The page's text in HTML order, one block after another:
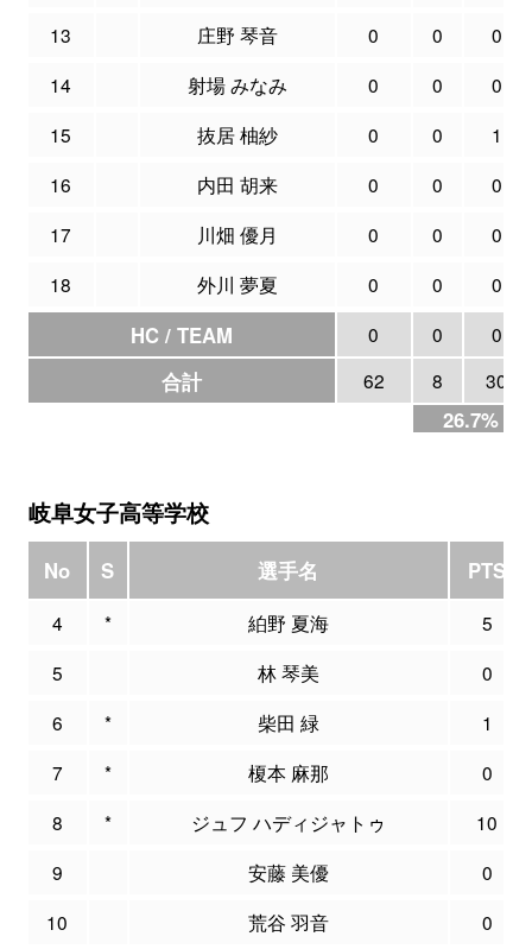
13
庄野 琴音 0 0
0
14
射場 みなみ 0 0
0
15
抜居 柚紗 0 0
1
16
内田 胡来 0 0
0
17
川畑 優月 0 0
0
18
外川 夢夏 0 0 0
HC / TEAM 0 0 0
合計 62 8 30
26.7%
岐阜女子高等学校
No S 選手名 PTS
4 * 絈野 夏海
5
5
林 琴美
0
6
* 柴田 緑
1
7
* 榎本 麻那
0
8
* ジュフ ハディジャトゥ
10
9
安藤 美優
0
10
荒谷 羽音 0